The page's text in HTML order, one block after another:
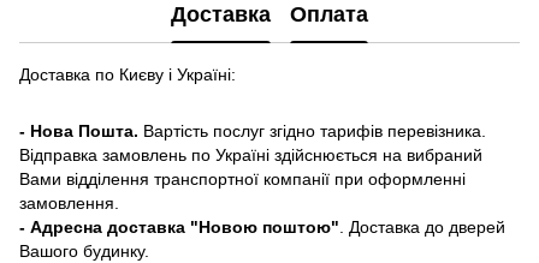
Доставка Оплата
Доставка по Києву і Україні:
- Нова Пошта. Вартість послуг згідно тарифів перевізника.
Відправка замовлень по Україні здійснюється на вибраний
Вами відділення транспортної компанії при оформленні
замовлення.
- Адресна доставка "Новою поштою" . Доставка до дверей
Вашого будинку.